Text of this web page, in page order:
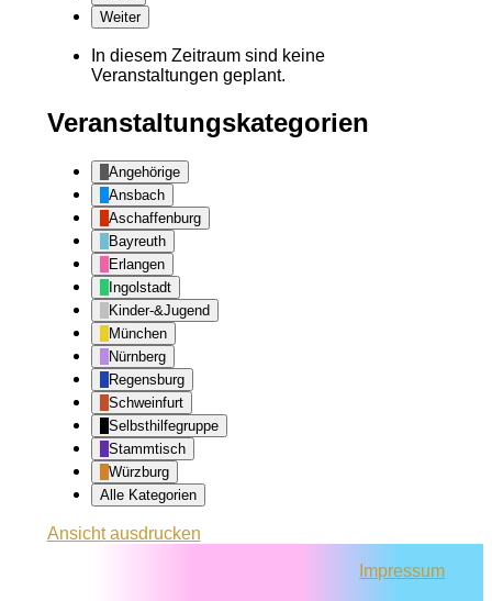
Weiter
In diesem Zeitraum sind keine
Veranstaltungen geplant.
Veranstaltungskategorien
Angehörige
Ansbach
Aschaffenburg
Bayreuth
Erlangen
Ingolstadt
Kinder-&Jugend
München
Nürnberg
Regensburg
Schweinfurt
Selbsthilfegruppe
Stammtisch
Würzburg
Alle Kategorien
Ansichtausdrucken
Impressum